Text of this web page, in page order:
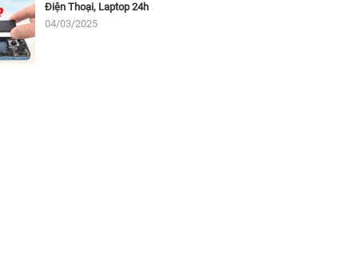
Điện Thoại, Laptop 24h
04/03/2025